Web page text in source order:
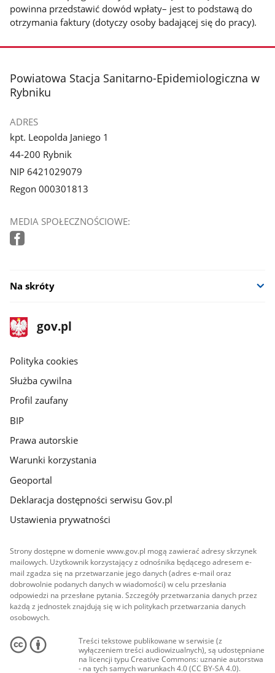
powinna przedstawić dowód wpłaty– jest to podstawą do
otrzymania faktury (dotyczy osoby badającej się do pracy).
stopka
Powiatowa Stacja Sanitarno-Epidemiologiczna w
Rybniku
ADRES
kpt. Leopolda Janiego 1
44-200 Rybnik
NIP 6421029079
Regon 000301813
MEDIA SPOŁECZNOŚCIOWE:
Na skróty
stopka
gov.pl
Strona
gov.pl
gov.pl
Polityka cookies
Służba cywilna
Profil zaufany
BIP
Prawa autorskie
Warunki korzystania
Geoportal
Deklaracja dostępności serwisu Gov.pl
Ustawienia prywatności
Strony dostępne w domenie www.gov.pl mogą zawierać adresy skrzynek
mailowych. Użytkownik korzystający z odnośnika będącego adresem e-
mail zgadza się na przetwarzanie jego danych (adres e-mail oraz
dobrowolnie podanych danych w wiadomości) w celu przesłania
odpowiedzi na przesłane pytania. Szczegóły przetwarzania danych przez
każdą z jednostek znajdują się w ich politykach przetwarzania danych
osobowych.
Treści tekstowe publikowane w serwisie (z
wyłączeniem treści audiowizualnych), są udostępniane
na licencji typu Creative Commons: uznanie autorstwa
- na tych samych warunkach 4.0 (CC BY-SA 4.0).